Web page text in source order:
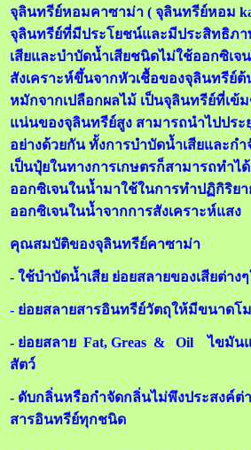
จุลินทรีย์หอมคาซาม่า ( จุลินทรีย์หอม
จุลินทรีย์ที่มีประโยชน์และมีประสิทธิภา
เสียและบำบัดน้ำเสียชนิดไม่ใช้ออกซิเจ
สังเคราะห์ขึ้นจากหัวเชื้อของจุลินทรีย์
หมักจากเปลือกผลไม้ เป็นจุลินทรีย์ที่เ
แน่นของจุลินทรีย์สูง สามารถนำไปประ
อย่างด้วยกัน ทั้งการบำบัดน้ำเสียและก
เป็นปุ๋ยในทางการเกษตรก็สามารถทำไ
ออกซิเจนในน้ำมาใช้ในการทำปฏิกิริย
ออกซิเจนในน้ำจากการสังเคราะห์แสง
คุณสมบัติของจุลินทรีย์คาซาม่า
- ใช้บำบัดน้ำเสีย ย่อยสลายของเสียต่าง
- ย่อยสลายสารอินทรีย์วัตถุให้มีขนาดโม
- ย่อยสลาย Fat, Greas & Oil ไขมัน
สัตว์
- ดับกลิ่นหรือกำจัดกลิ่นไม่พึงประสงค์ต่
สารอินทรีย์ทุกชนิด